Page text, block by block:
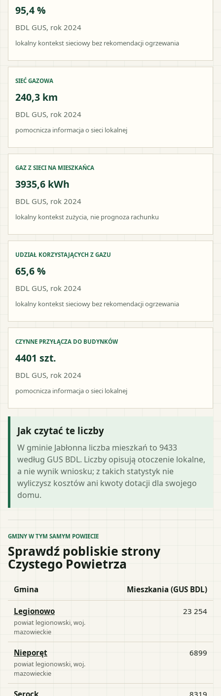
95,4 %
BDL GUS, rok 2024
lokalny kontekst sieciowy bez rekomendacji ogrzewania
SIEĆ GAZOWA
240,3 km
BDL GUS, rok 2024
pomocnicza informacja o sieci lokalnej
GAZ Z SIECI NA MIESZKAŃCA
3935,6 kWh
BDL GUS, rok 2024
lokalny kontekst zużycia, nie prognoza rachunku
UDZIAŁ KORZYSTAJĄCYCH Z GAZU
65,6 %
BDL GUS, rok 2024
lokalny kontekst sieciowy bez rekomendacji ogrzewania
CZYNNE PRZYŁĄCZA DO BUDYNKÓW
4401 szt.
BDL GUS, rok 2024
pomocnicza informacja o sieci lokalnej
Jak czytać te liczby
W gminie Jabłonna liczba mieszkań to 9433
według GUS BDL. Liczby opisują otoczenie lokalne,
a nie wynik wniosku; z takich statystyk nie
wyliczysz kosztów ani kwoty dotacji dla swojego
domu.
GMINY W TYM SAMYM POWIECIE
Sprawdź pobliskie strony
Czystego Powietrza
Gmina Mieszkania (GUS BDL)
Legionowo
powiat legionowski , woj.
mazowieckie
23 254
Nieporęt
powiat legionowski , woj.
mazowieckie
6899
Serock 8319